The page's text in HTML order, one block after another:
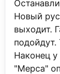
Новый
выходит.
подойдут.
Наконец у
"Мерса"